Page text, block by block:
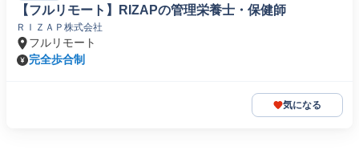
【フルリモート】RIZAPの管理栄養士・保健師
ＲＩＺＡＰ株式会社
フルリモート
完全歩合制
気になる